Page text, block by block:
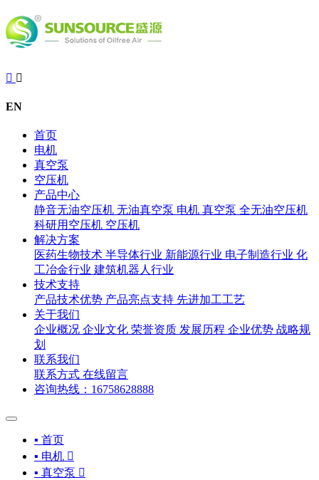
 
EN
首页
电机
真空泵
空压机
产品中心
静音无油空压机 无油真空泵 电机 真空泵 全无油空压机
科研用空压机 空压机
解决方案
医药生物技术 半导体行业 新能源行业 电子制造行业 化
工冶金行业 建筑机器人行业
技术支持
产品技术优势 产品亮点支持 先进加工工艺
关于我们
企业概况 企业文化 荣誉资质 发展历程 企业优势 战略规
划
联系我们
联系方式 在线留言
咨询热线：16758628888
▪ 首页
▪ 电机 
▪ 真空泵 